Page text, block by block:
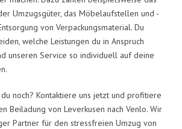
Umzugsgüter, das Möbelaufstellen und -
von Verpackungsmaterial. Du
welche Leistungen du in Anspruch
unseren Service so individuell auf deine
noch? Kontaktiere uns jetzt und profitiere
Beiladung von Leverkusen nach Venlo. Wir
Partner für den stressfreien Umzug von